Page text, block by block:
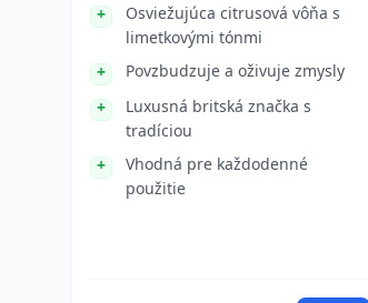
Osviežujúca citrusová vôňa s
limetkovými tónmi
Povzbudzuje a oživuje zmysly
Luxusná britská značka s
tradíciou
Vhodná pre každodenné
použitie